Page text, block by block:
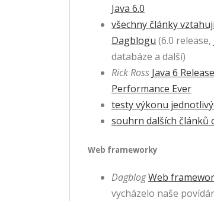
Java 6.0
všechny články
Dagblogu (6.0 release,
databáze a další)
Rick Ross Java 6
Performance Ever
testy výkonu
souhrn dalších článků
Web frameworky
DagblogWeb
vycházelo naše